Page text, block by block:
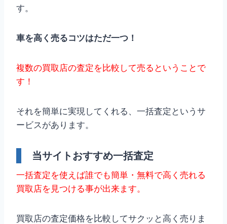
す。
車を高く売るコツはただ一つ！
複数の買取店の査定を比較して売るということで
す！
それを簡単に実現してくれる、一括査定というサ
ービスがあります。
当サイトおすすめ一括査定
一括査定を使えば誰でも簡単・無料で高く売れる
買取店を見つける事が出来ます。
買取店の査定価格を比較してサクッと高く売りま